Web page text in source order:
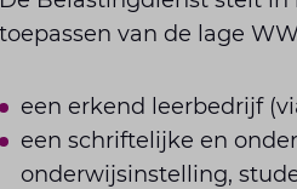
toepassen van de lage
een erkend leerbedrijf
een schriftelijke en
onderwijsinstelling,